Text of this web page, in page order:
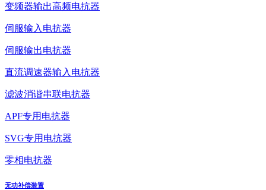
变频器输出高频电抗器
伺服输入电抗器
伺服输出电抗器
直流调速器输入电抗器
滤波消谐串联电抗器
APF专用电抗器
SVG专用电抗器
零相电抗器
无功补偿装置